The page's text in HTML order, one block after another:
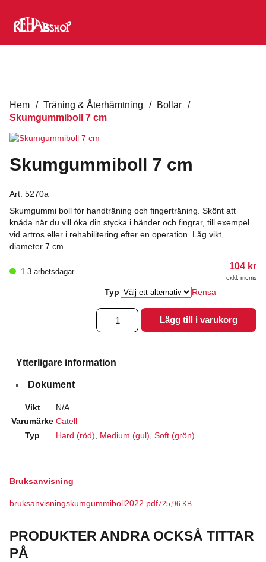
Hem / Träning & Återhämtning / Bollar /
Skumgummiboll 7 cm
Skumgummiboll 7 cm
Art: 5270a
Skumgummi boll för handträning och fingerträning. Skönt att
knåda när du vill öka din stycka i händer och fingrar, till exempel
vid artros eller i rehabilitering efter en operation. Låg vikt,
diameter 7 cm
1-3 arbetsdagar
104 kr
exkl. moms
Typ Rensa
Skumgummiboll
cm
Lägg till i varukorg
Ytterligare information
Dokument
Vikt
N/A
Varumärke Catell
Typ
Hard (röd) Medium (gul) Soft (grön)
Bruksanvisning
bruksanvisningskumgummiboll2022.pdf725,96 KB
PRODUKTER ANDRA OCKSÅ TITTAR
PÅ